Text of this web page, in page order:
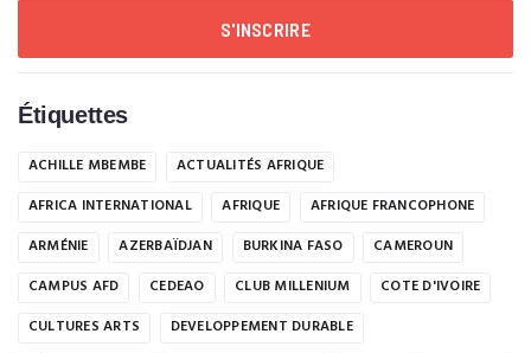
S'INSCRIRE
Étiquettes
ACHILLE MBEMBE
ACTUALITÉS AFRIQUE
AFRICA INTERNATIONAL
AFRIQUE
AFRIQUE FRANCOPHONE
ARMÉNIE
AZERBAÏDJAN BURKINA FASO
CAMEROUN
CAMPUS AFD
CEDEAO CLUB MILLENIUM
COTE D'IVOIRE
CULTURES ARTS
DEVELOPPEMENT DURABLE